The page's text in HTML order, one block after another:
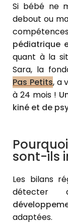
Si bébé ne
debout ou
pédiatrique
quant à la
Sara, la
Pas Petits, a
à 24 mois !
kiné et de
sont-ils
Les bilans
détecter
adaptées.